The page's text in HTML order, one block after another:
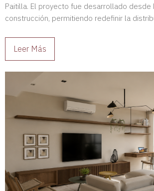
Paitilla. El proyecto fue desarrollado desde
construcción, permitiendo redefinir la
Leer Más